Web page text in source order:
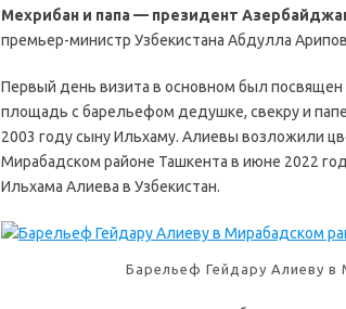
Мехрибан и папа — президент
премьер-министр Узбекистана Абдулла
Первый день визита в основном был
площадь с барельефом дедушке, свекру и
2003 году сыну Ильхаму. Алиевы возложили
Мирабадском районе Ташкента в июне 2022
Ильхама Алиева в Узбекистан.
Барельеф Гейдару Алиеву